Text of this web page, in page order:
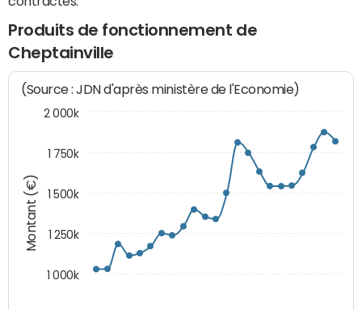
Produits de fonctionnement de
Cheptainville
Montant (€)
(Source : JDN d'après ministère de l'Economie)
1 000k
1 250k
1 500k
1 750k
2 000k